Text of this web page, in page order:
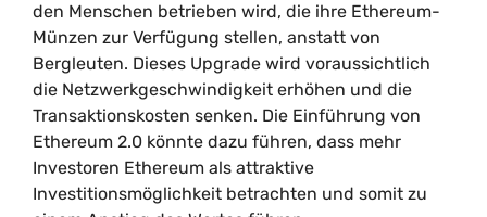
den Menschen betrieben wird, die ihre Ethereum-
Münzen zur Verfügung stellen, anstatt von
Bergleuten. Dieses Upgrade wird voraussichtlich
die Netzwerkgeschwindigkeit erhöhen und die
Transaktionskosten senken. Die Einführung von
Ethereum 2.0 könnte dazu führen, dass mehr
Investoren Ethereum als attraktive
Investitionsmöglichkeit betrachten und somit zu